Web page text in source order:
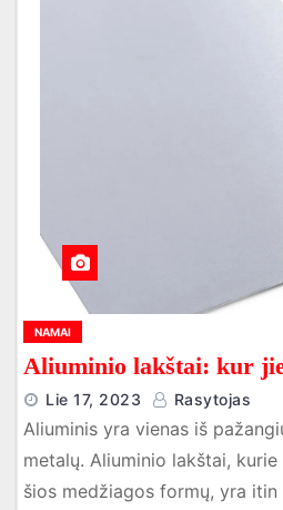
NAMAI
Aliuminio lakštai: kur
Lie 17, 2023 Rasytojas
Aliuminis yra vienas iš
metalų. Aliuminio lakštai,
šios medžiagos formų, yra